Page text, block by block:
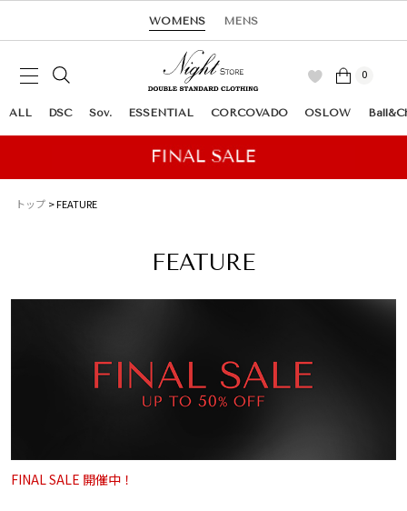
WOMENS MENS
0
ALL DSC Sov. ESSENTIAL CORCOVADO OSLOW
トップ FEATURE
FEATURE
FINAL SALE 開催中！